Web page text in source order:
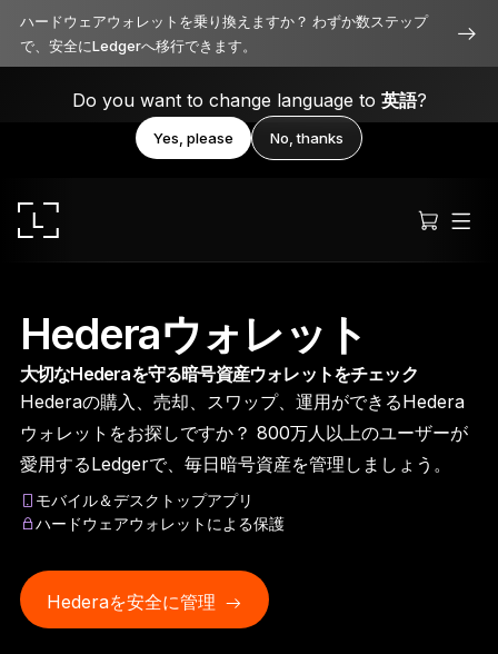
ハードウェアウォレットを乗り換えますか？ わずか数ステップ
で、安全にLedgerへ移行できます。
Do you want to change language to 英語?
Yes, please No, thanks
Ledger Stax
洗練されたプレミアムなデザイン
Ledger Flex
暗号資産保護の新常識へ
Ledger NanoGen5
お気に入りのスタイルで
Hederaウォレット
大切なHederaを守る暗号資産ウォレットをチェック
Hederaの購入、売却、スワップ、運用ができるHedera
ウォレットをお探しですか？ 800万人以上のユーザーが
愛用するLedgerで、毎日暗号資産を管理しましょう。
モバイル＆デスクトップアプリ
ハードウェアウォレットによる保護
Hederaを安全に管理